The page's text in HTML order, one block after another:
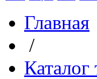
Главная
/